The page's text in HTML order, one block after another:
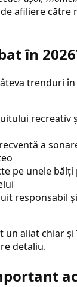
afiliere către
în
trenduri
recreativ
a
pe unele
responsabil
un aliat chiar
detaliu.